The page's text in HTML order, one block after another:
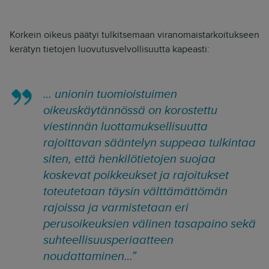
Korkein oikeus päätyi tulkitsemaan viranomaistarkoitukseen
kerätyn tietojen luovutusvelvollisuutta kapeasti:
… unionin tuomioistuimen
oikeuskäytännössä on korostettu
viestinnän luottamuksellisuutta
rajoittavan sääntelyn suppeaa tulkintaa
siten, että henkilötietojen suojaa
koskevat poikkeukset ja rajoitukset
toteutetaan täysin välttämättömän
rajoissa ja varmistetaan eri
perusoikeuksien välinen tasapaino sekä
suhteellisuusperiaatteen
noudattaminen…”